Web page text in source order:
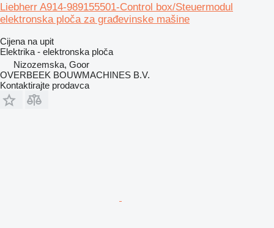
Liebherr A914-989155501-Control box/Steuermodul
elektronska ploča za građevinske mašine
Cijena na upit
Elektrika - elektronska ploča
Nizozemska, Goor
OVERBEEK BOUWMACHINES B.V.
Kontaktirajte prodavca